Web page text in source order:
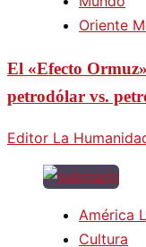
Oriente
El «Efecto
petrodólar vs.
Editor La
América
Cultura